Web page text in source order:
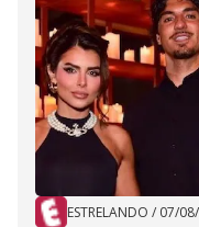
ESTRELANDO / 07/